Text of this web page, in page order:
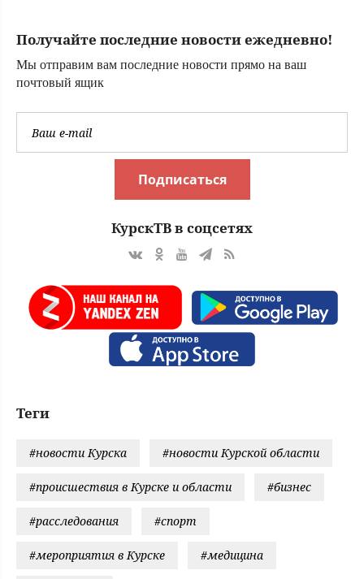
Получайте последние новости ежедневно!
Мы отправим вам последние новости прямо на ваш
почтовый ящик
Подписаться
КурскТВ в соцсетях
Теги
#новости Курска #новости Курской области
#происшествия в Курске и области #бизнес
#расследования #спорт
#мероприятия в Курске #медицина